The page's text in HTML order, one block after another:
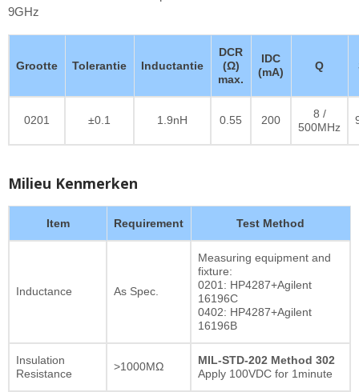
9GHz
Grootte Tolerantie Inductantie
DCR
(Ω)
max.
IDC
(mA)
Q
0201 ±0.1 1.9nH 0.55 200
8 /
500MHz
Milieu Kenmerken
Item Requirement Test Method
Inductance As Spec.
Measuring equipment and
fixture:
0201: HP4287+Agilent
16196C
0402: HP4287+Agilent
16196B
Insulation
Resistance
>1000MΩ
MIL-STD-202 Method 302
Apply 100VDC for 1minute